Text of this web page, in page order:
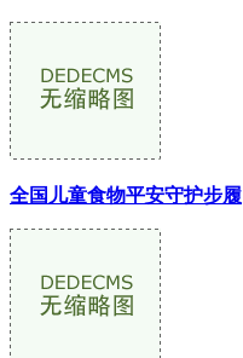
全国儿童食物平安守护步履